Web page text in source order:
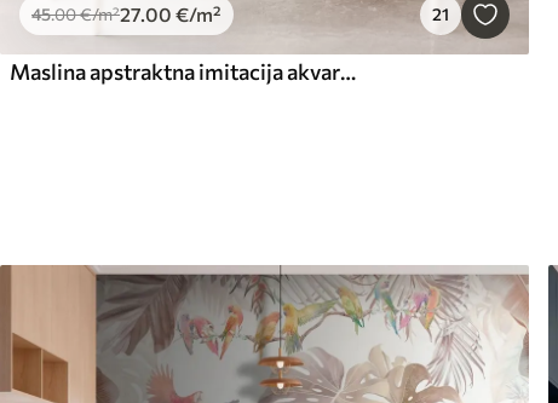
45.00€/m²27.00 €/m² 21
Maslina apstraktna imitacija akvarela